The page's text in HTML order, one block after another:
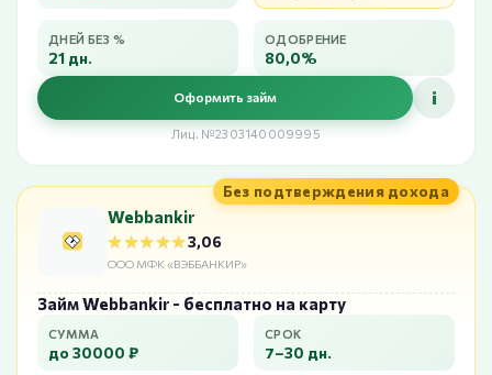
ДНЕЙ БЕЗ %
21 дн.
ОДОБРЕНИЕ
80,0%
Оформить займ i
Лиц. №2303140009995
Без подтверждения дохода
Webbankir
★★★★★
★★★★★3,06
ООО МФК «ВЭББАНКИР»
Займ Webbankir - бесплатно на карту
СУММА
до 30000 ₽
СРОК
7–30 дн.